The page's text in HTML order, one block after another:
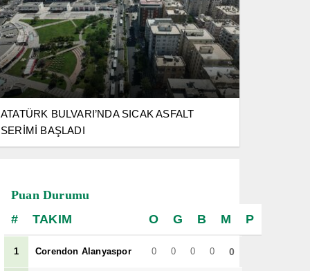
ATATÜRK BULVARI’NDA SICAK ASFALT
SERİMİ BAŞLADI
Puan Durumu
TAKIM
O G B M P
1 Corendon Alanyaspor 0 0 0 0 0